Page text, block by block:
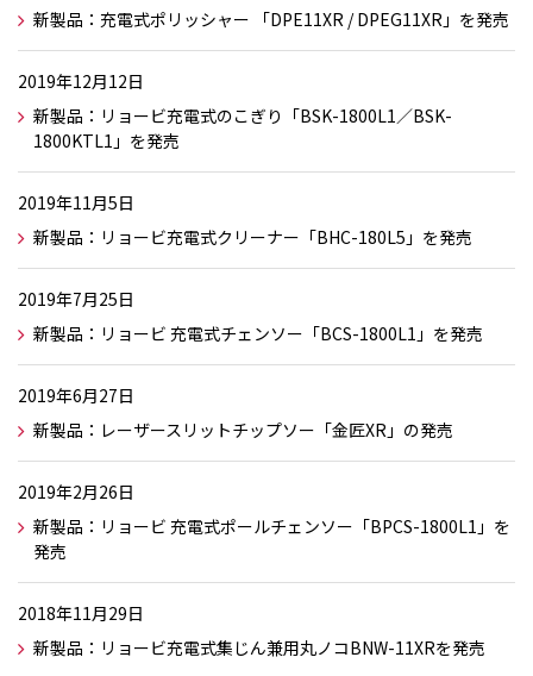
新製品：充電式ポリッシャー 「DPE11XR / DPEG11XR」を発売
2019年12月12日
新製品：リョービ充電式のこぎり「BSK-1800L1／BSK-
1800KTL1」を発売
2019年11月5日
新製品：リョービ充電式クリーナー「BHC-180L5」を発売
2019年7月25日
新製品：リョービ 充電式チェンソー「BCS-1800L1」を発売
2019年6月27日
新製品：レーザースリットチップソー「金匠XR」の発売
2019年2月26日
新製品：リョービ 充電式ポールチェンソー「BPCS-1800L1」を
発売
2018年11月29日
新製品：リョービ充電式集じん兼用丸ノコBNW-11XRを発売